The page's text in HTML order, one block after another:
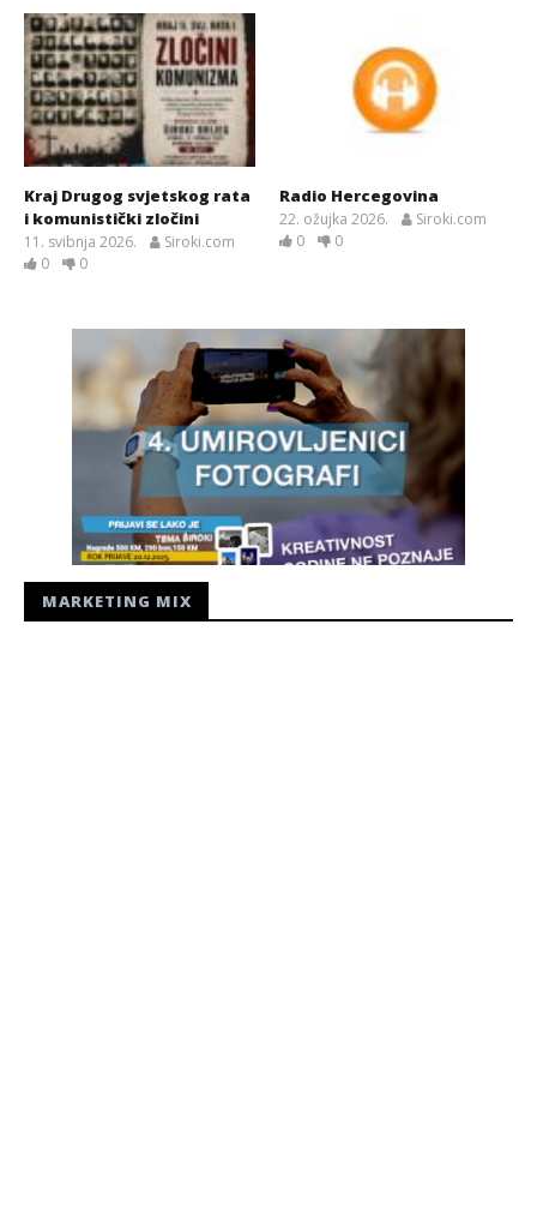
Kraj Drugog svjetskog rata
i komunistički zločini
11. svibnja 2026.
Siroki.com
0
0
Radio Hercegovina
22. ožujka 2026.
Siroki.com
0
0
MARKETING MIX